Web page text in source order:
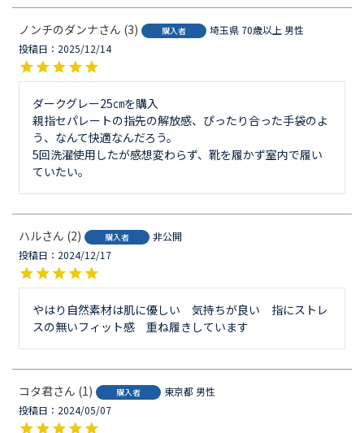
ノンチのダンナ 3 購入者 埼玉県 70歳以上 男性
投稿日
2025/12/14
ダークグレー25㎝を購入
親指セパレートの指先の解放感、ぴったり合った手袋のよ
う、なんて快適なんだろう。
5回洗濯使用したが感想変わらず、靴を履かず室内で履い
ていたい。
ハル 2 購入者
非公開
投稿日
2024/12/17
やはり自然素材は肌に優しい　気持ちが良い　指にストレ
コタ君 1 購入者 東京都 男性
投稿日
2024/05/07